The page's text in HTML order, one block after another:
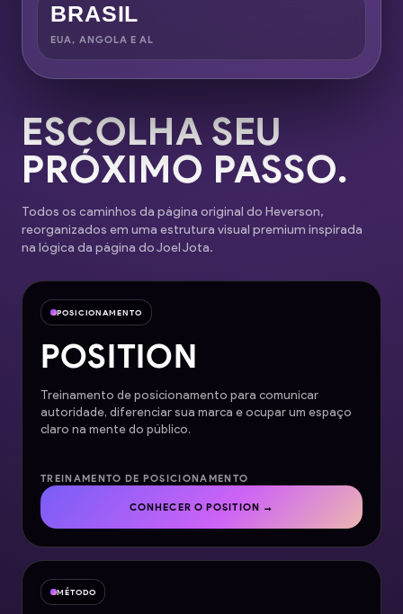
BRASIL
EUA, ANGOLA E AL
ESCOLHA SEU
PRÓXIMO PASSO.
Todos os caminhos da página original do Heverson,
reorganizados em uma estrutura visual premium inspirada
na lógica da página do Joel Jota.
POSICIONAMENTO
POSITION
Treinamento de posicionamento para comunicar
autoridade, diferenciar sua marca e ocupar um espaço
claro na mente do público.
TREINAMENTO DE POSICIONAMENTO
CONHECER O POSITION →
MÉTODO